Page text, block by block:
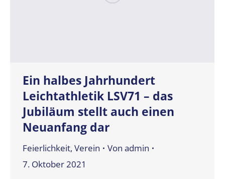
Ein halbes Jahrhundert
Leichtathletik LSV71 – das
Jubiläum stellt auch einen
Neuanfang dar
Feierlichkeit, Verein Von admin
7. Oktober 2021